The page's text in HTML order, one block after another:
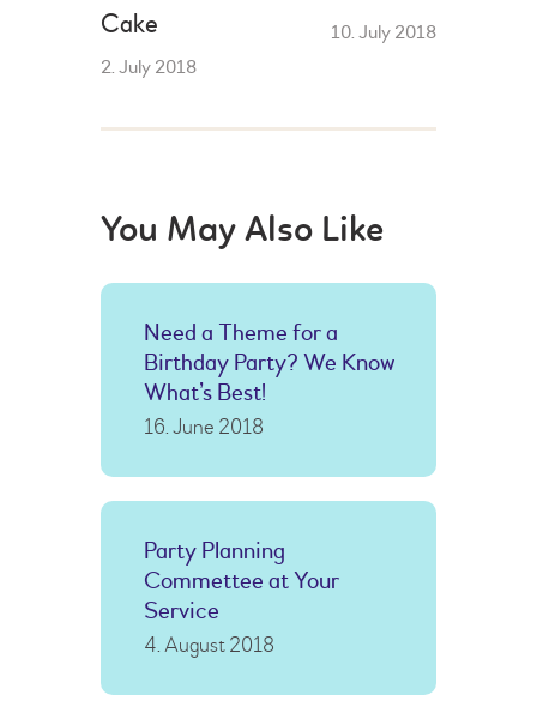
Cake
2. July 2018
10. July 2018
You May Also Like
Need a Theme for a
Birthday Party? We Know
What’s Best!
16. June 2018
Party Planning
Commettee at Your
Service
4. August 2018